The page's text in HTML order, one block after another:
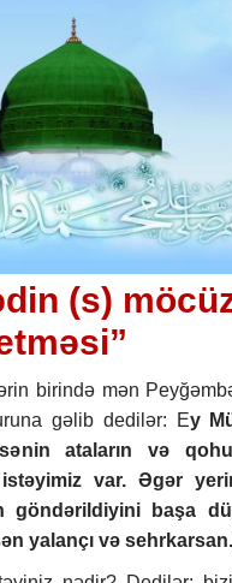
(s)
birində mən
gəlib dedilər: Ey
ataların və
var. Əgər
göndərildiyini başa
yalançı və sehrkarsan.